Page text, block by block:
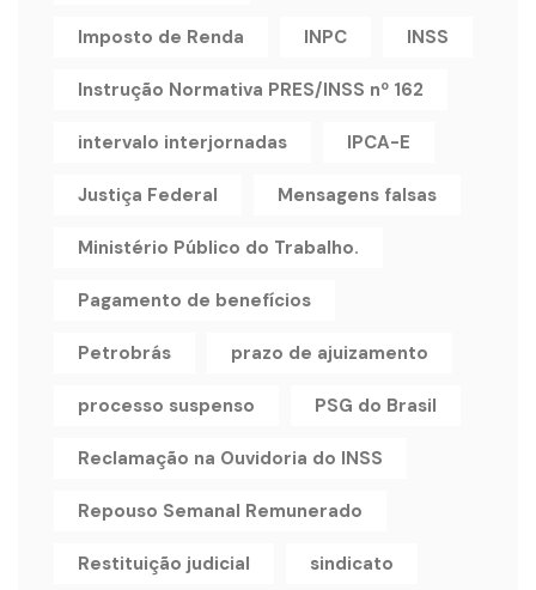
Imposto de Renda INPC INSS
Instrução Normativa PRES/INSS nº 162
intervalo interjornadas IPCA-E
Justiça Federal Mensagens falsas
Ministério Público do Trabalho.
Pagamento de benefícios
Petrobrás prazo de ajuizamento
processo suspenso PSG do Brasil
Reclamação na Ouvidoria do INSS
Repouso Semanal Remunerado
Restituição judicial sindicato